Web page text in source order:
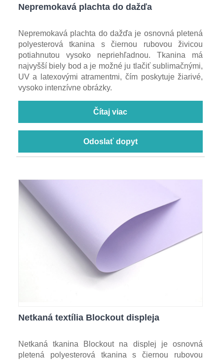
Nepremokavá plachta do dažďa
Nepremokavá plachta do dažďa je osnovná pletená
polyesterová tkanina s čiernou rubovou živicou
potiahnutou vysoko nepriehľadnou. Tkanina má
najvyšší biely bod a je možné ju tlačiť sublimačnými,
UV a latexovými atramentmi, čím poskytuje žiarivé,
vysoko intenzívne obrázky.
Čítaj viac
Odoslať dopyt
Netkaná textília Blockout displeja
Netkaná tkanina Blockout na displej je osnovná
pletená polyesterová tkanina s čiernou rubovou